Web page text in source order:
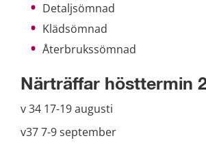
Detaljsömnad
Klädsömnad
Återbrukssömnad
Närträffar hösttermin
v 34 17-19 augusti
v37 7-9 september